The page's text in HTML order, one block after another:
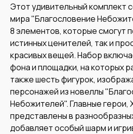
Этот удивительный комплект
мира "Благословение
8 элементов, которые смогут
истинных ценителей, так и
красивых вещей. Набор
фона и площадки, на которых
также шесть фигурок,
персонажей из новеллы
Небожителей". Главные герои,
представлены в
добавляет особый шарм и